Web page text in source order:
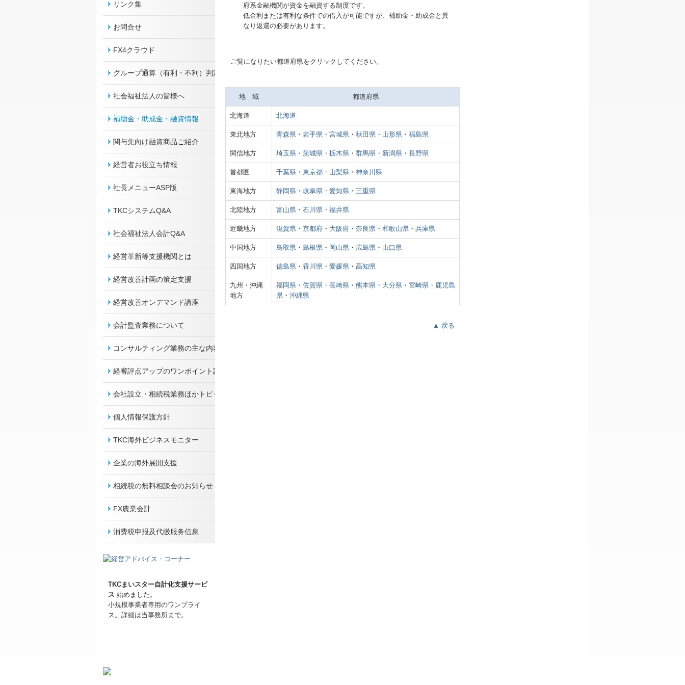
リンク集
お問合せ
FX4クラウド
グループ通算（有利・不利）判定
社会福祉法人の皆様へ
補助金・助成金・融資情報
関与先向け融資商品ご紹介
経営者お役立ち情報
社長メニューASP版
TKCシステムQ&A
社会福祉法人会計Q&A
経営革新等支援機関とは
経営改善計画の策定支援
経営改善オンデマンド講座
会計監査業務について
コンサルティング業務の主な内容
経審評点アップのワンポイント講座
会社設立・相続税業務ほかトピックス
個人情報保護方針
TKC海外ビジネスモニター
企業の海外展開支援
相続税の無料相談会のお知らせ
FX農業会計
消费税申报及代缴服务信息
TKCまいスター自計化支援サービ
ス 始めました。
小規模事業者専用のワンプライ
ス。詳細は当事務所まで。
府系金融機関が資金を融資する制度です。
低金利または有利な条件での借入が可能ですが、補助金・助成金と異
なり返還の必要があります。
ご覧になりたい都道府県をクリックしてください。
地 域 都道府県
北海道 北海道
東北地方 青森県 ・ 岩手県 ・ 宮城県 ・ 秋田県 ・ 山形県 ・ 福島県
関信地方 埼玉県 ・ 茨城県 ・ 栃木県 ・ 群馬県 ・ 新潟県 ・ 長野県
首都圏 千葉県 ・ 東京都 ・ 山梨県 ・ 神奈川県
東海地方 静岡県 ・ 岐阜県 ・ 愛知県 ・ 三重県
北陸地方 富山県 ・ 石川県 ・ 福井県
近畿地方 滋賀県 ・ 京都府 ・ 大阪府 ・ 奈良県 ・ 和歌山県 ・ 兵庫県
中国地方 鳥取県 ・ 島根県 ・ 岡山県 ・ 広島県 ・ 山口県
四国地方 徳島県 ・ 香川県 ・ 愛媛県 ・ 高知県
九州・沖縄
地方
福岡県 ・ 佐賀県 ・ 長崎県 ・ 熊本県 ・ 大分県 ・ 宮崎県 ・ 鹿児島
県 ・ 沖縄県
▲ 戻る